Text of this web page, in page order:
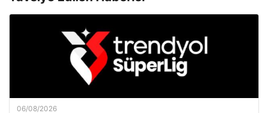
06/08/2026